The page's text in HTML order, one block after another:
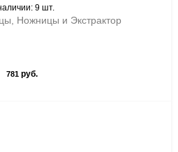
9 шт.
Ножницы и Экстрактор
781руб.